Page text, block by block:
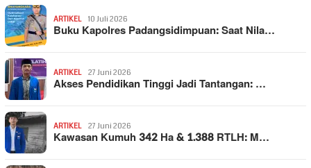
ARTIKEL 10 Juli 2026
Buku Kapolres Padangsidimpuan: Saat Nila…
ARTIKEL 27 Juni 2026
Akses Pendidikan Tinggi Jadi Tantangan: …
ARTIKEL 27 Juni 2026
Kawasan Kumuh 342 Ha & 1.388 RTLH: M…